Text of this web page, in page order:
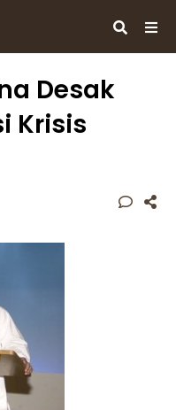
Desak
Krisis